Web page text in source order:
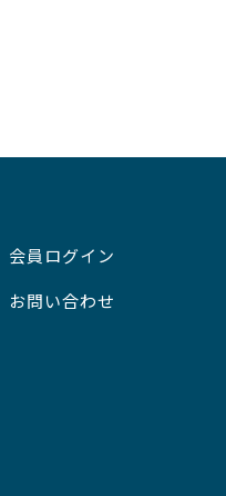
会員ログイン
お問い合わせ